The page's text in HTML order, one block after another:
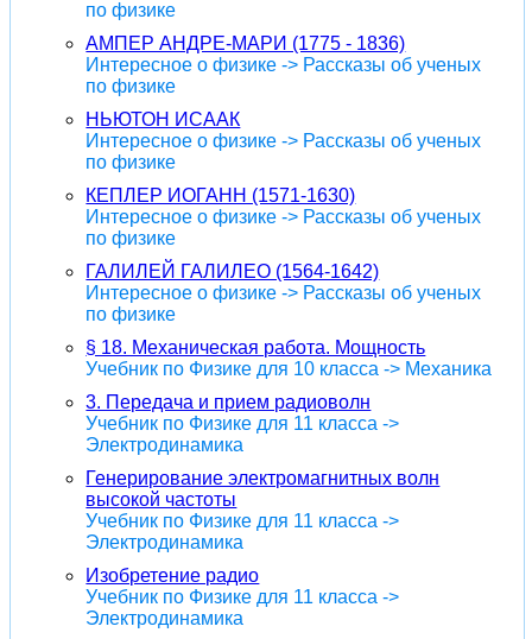
по физике
АМПЕР АНДРЕ-МАРИ (1775 - 1836)
Интересное о физике -> Рассказы об ученых
по физике
НЬЮТОН ИСААК
Интересное о физике -> Рассказы об ученых
по физике
КЕПЛЕР ИОГАНН (1571-1630)
Интересное о физике -> Рассказы об ученых
по физике
ГАЛИЛЕЙ ГАЛИЛЕО (1564-1642)
Интересное о физике -> Рассказы об ученых
по физике
§ 18. Механическая работа. Мощность
Учебник по Физике для 10 класса -> Механика
3. Передача и прием радиоволн
Учебник по Физике для 11 класса ->
Электродинамика
Генерирование электромагнитных волн
высокой частоты
Учебник по Физике для 11 класса ->
Электродинамика
Изобретение радио
Учебник по Физике для 11 класса ->
Электродинамика